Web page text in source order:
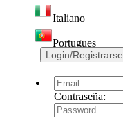
Italiano
Portugues
Login/Registrarse
Contraseña: